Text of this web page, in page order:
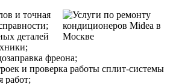
и точная
деталей
фреона;
и проверка работы сплит-системы
работ;